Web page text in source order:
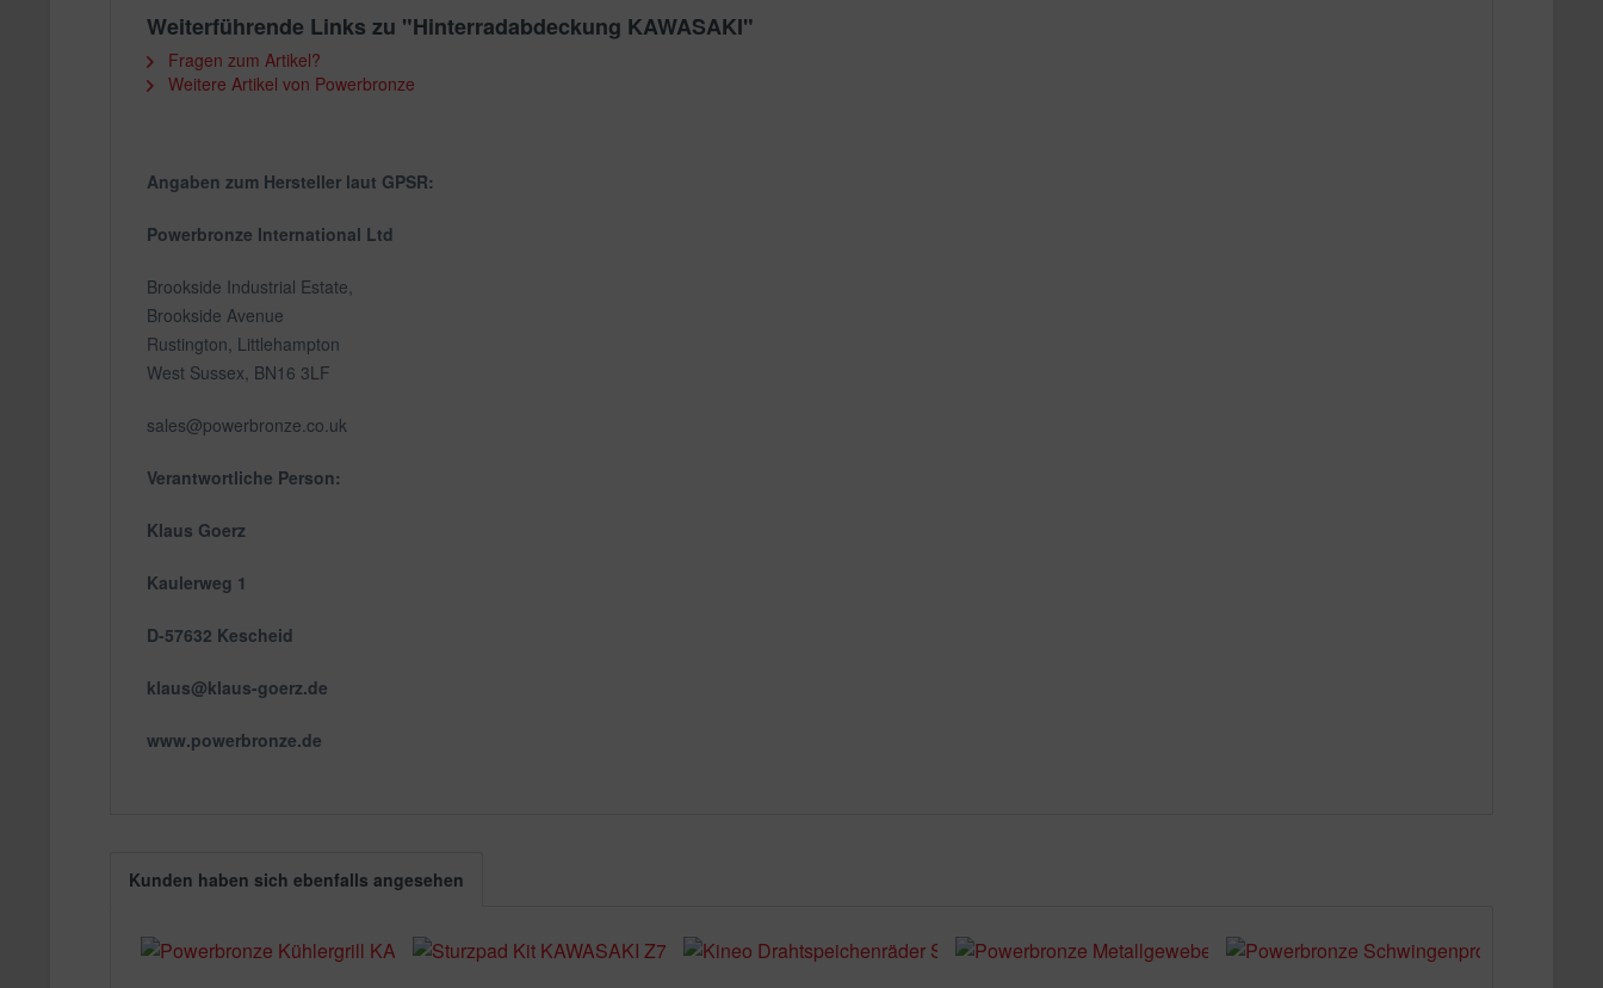
Weiterführende Links zu "Hinterradabdeckung KAWASAKI"
Fragen zum Artikel?
Weitere Artikel von Powerbronze
Angaben zum Hersteller laut GPSR:
Powerbronze International Ltd
Brookside Industrial Estate,
Brookside Avenue
Rustington, Littlehampton
West Sussex, BN16 3LF
sales@powerbronze.co.uk
Verantwortliche Person:
Klaus Goerz
Kaulerweg 1
D-57632 Kescheid
klaus@klaus-goerz.de
www.powerbronze.de
Kunden haben sich ebenfalls angesehen